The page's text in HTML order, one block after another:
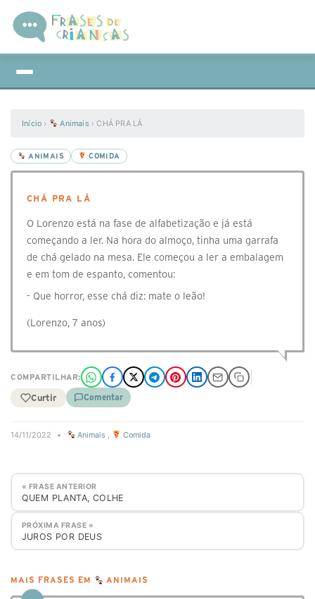
Início › Animais ›CHÁ PRA LÁ
ANIMAIS COMIDA
CHÁ PRA LÁ
O Lorenzo está na fase de alfabetização e já está
começando a ler. Na hora do almoço, tinha uma garrafa
de chá gelado na mesa. Ele começou a ler a embalagem
e em tom de espanto, comentou:
- Que horror, esse chá diz: mate o leão!
(Lorenzo, 7 anos)
COMPARTILHAR:
Curtir Comentar
14/11/2022 • Animais , Comida
« FRASE ANTERIOR
QUEM PLANTA, COLHE
PRÓXIMA FRASE »
JUROS POR DEUS
MAIS FRASES EM ANIMAIS